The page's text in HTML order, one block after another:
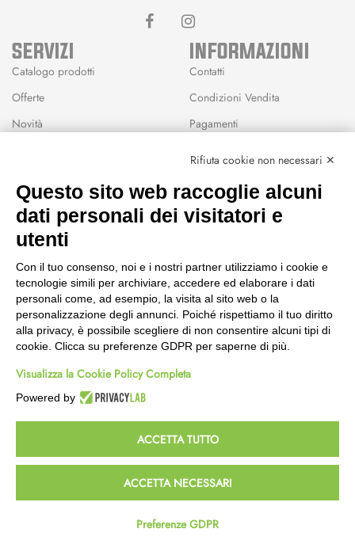
SERVIZI
Catalogo prodotti
Offerte
Novità
Wishlist
INFORMAZIONI
Contatti
Condizioni Vendita
Pagamenti
CEP GREEN
Fanano (MO)
059 8676485
349 9202419
388 8659473
info@cepgreen.com
Orario
Dal lunedì al venerdì
8:00 – 12:30 / 13:30 - 19:00
8:30 – 12:30 / 15:30 - 19:00
© 2023 Powered & Designed byPassepartout
Termini e Condizioni Privacy e Cookie Policy
Rifiuta cookie non necessari ✕
Questo sito web raccoglie alcuni
dati personali dei visitatori e
utenti
Con il tuo consenso, noi e i nostri partner utilizziamo i cookie e
tecnologie simili per archiviare, accedere ed elaborare i dati
personali come, ad esempio, la visita al sito web o la
personalizzazione degli annunci. Poiché rispettiamo il tuo diritto
alla privacy, è possibile scegliere di non consentire alcuni tipi di
cookie. Clicca su preferenze GDPR per saperne di più.
Visualizza la Cookie Policy Completa
Powered by
ACCETTA TUTTO
ACCETTA NECESSARI
Preferenze GDPR